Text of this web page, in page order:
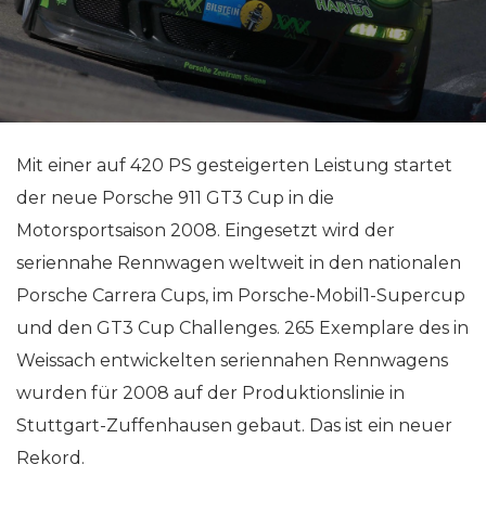
Mit einer auf 420 PS gesteigerten Leistung startet
der neue Porsche 911 GT3 Cup in die
Motorsportsaison 2008. Eingesetzt wird der
seriennahe Rennwagen weltweit in den nationalen
Porsche Carrera Cups, im Porsche-Mobil1-Supercup
und den GT3 Cup Challenges. 265 Exemplare des in
Weissach entwickelten seriennahen Rennwagens
wurden für 2008 auf der Produktionslinie in
Stuttgart-Zuffenhausen gebaut. Das ist ein neuer
Rekord.